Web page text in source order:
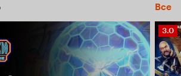
Все
3.0
3.0